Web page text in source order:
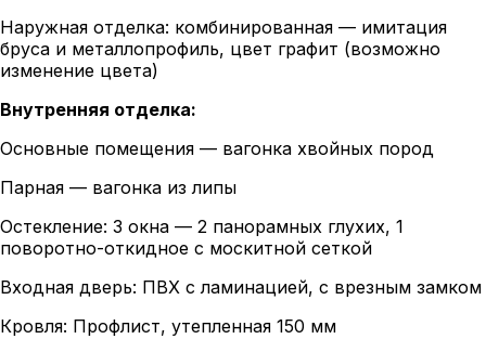
Наружная отделка: комбинированная — имитация
бруса и металлопрофиль, цвет графит (возможно
изменение цвета)
Внутренняя отделка:
Основные помещения — вагонка хвойных пород
Парная — вагонка из липы
Остекление: 3 окна — 2 панорамных глухих, 1
поворотно-откидное с москитной сеткой
Входная дверь: ПВХ с ламинацией, с врезным замком
Кровля: Профлист, утепленная 150 мм